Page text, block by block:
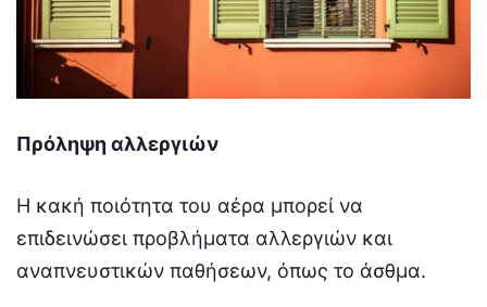
Πρόληψη αλλεργιών
Η κακή ποιότητα του αέρα μπορεί να
επιδεινώσει προβλήματα αλλεργιών και
αναπνευστικών παθήσεων, όπως το άσθμα.